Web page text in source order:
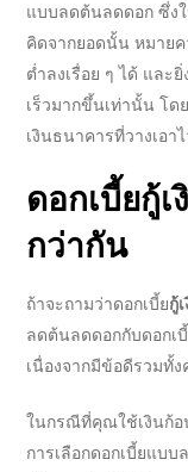
แบบลดต้นลดดอก ซึ่ง
คิดจากยอดนั้น หมาย
ต่ำลงเรื่อย ๆ ได้ และ
เร็วมากขึ้นเท่านั้น โด
เงินธนาคารที่วางเอา
ดอกเบี้ยกู้
กว่ากัน
ถ้าจะถามว่าดอกเบี้ยกู้
ลดต้นลดดอกกับดอกเ
เนื่องจากมีข้อดีรวมทั้
ในกรณีที่คุณใช้เงินก้
การเลือกดอกเบี้ยแบ